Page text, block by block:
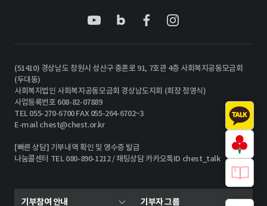
(51410) 경상남도 창원시 성산구 충혼로 91, 7호관 4층 사회복지공동모금회
(두대동)
사회복지법인 사회복지공동모금회 경상남도지회 (회장 정영식)
사업등록번호 608-82-07889
TEL 055-270-6700 FAX 055-264-6702~3
E-mailchest@chest.or.kr
[빠른 상담] 기부내역 확인 및 영수증 발급
나눔콜센터 TEL 080-890-1212 / 채팅상담 카카오톡ID chest_talk
기부참여 안내 기부자 그룹